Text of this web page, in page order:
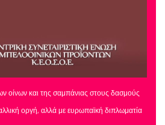
οίνων και της σαμπάνιας στους δασμούς
οργή, αλλά με ευρωπαϊκή διπλωματία